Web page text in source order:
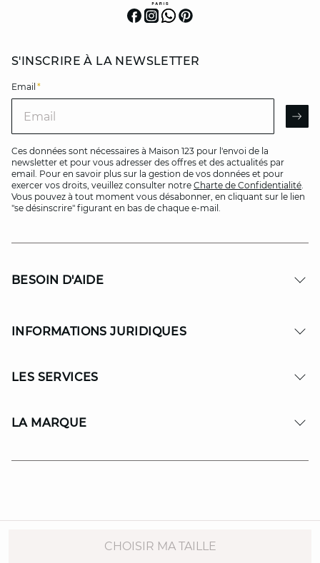
CHOISIR MA TAILLE
S'INSCRIRE À LA NEWSLETTER
Email *
Ces données sont nécessaires à Maison 123 pour l'envoi de la
newsletter et pour vous adresser des offres et des actualités par
email. Pour en savoir plus sur la gestion de vos données et pour
exercer vos droits, veuillez consulter notre Charte de Confidentialité.
Vous pouvez à tout moment vous désabonner, en cliquant sur le lien
"se désinscrire" figurant en bas de chaque e-mail.
BESOIN D'AIDE
INFORMATIONS JURIDIQUES
LES SERVICES
LA MARQUE